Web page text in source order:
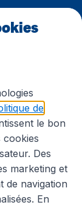
de
le bon
cookies
Des
marketing et
de navigation
En